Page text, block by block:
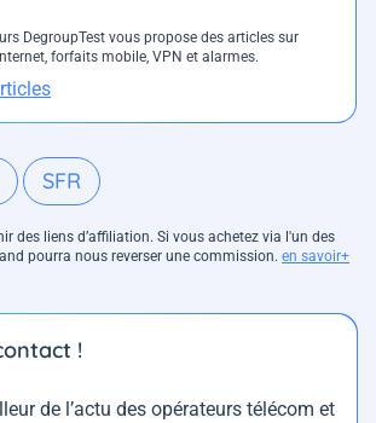
DegroupTest vous propose des articles sur
forfaits mobile, VPN et alarmes.
SFR
des liens d’affiliation. Si vous achetez via l'un des
pourra nous reverser une commission. en savoir+
!
de l’actu des opérateurs télécom et